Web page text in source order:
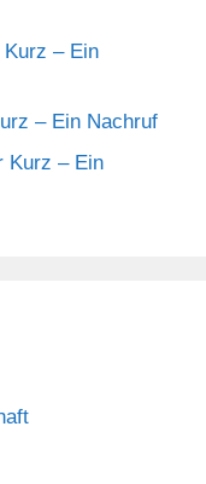
Kurz – Ein
– Ein Nachruf
Kurz – Ein